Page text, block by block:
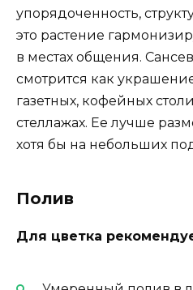
упорядоченность,
это растение
в местах общения.
смотрится как
газетных, кофейных
стеллажах. Ее лучше
хотя бы на небольших
Полив
Для цветка